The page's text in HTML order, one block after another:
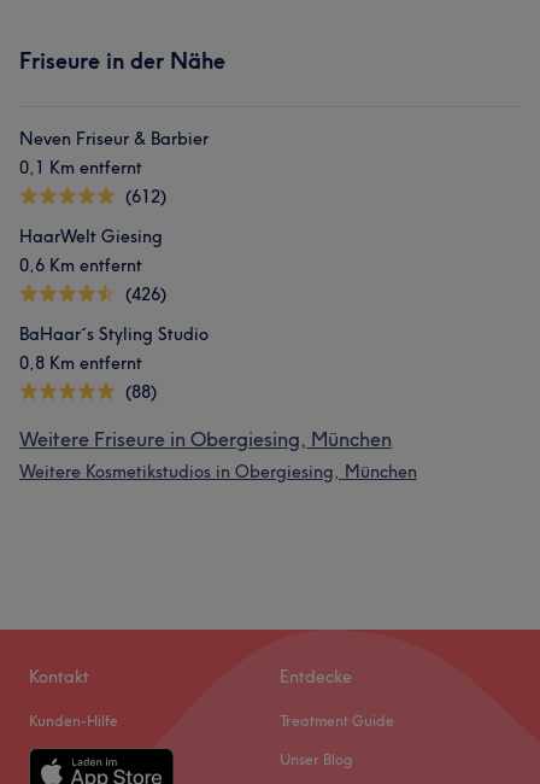
Friseure in der Nähe
Neven Friseur & Barbier
0,1 Km entfernt
(612)
HaarWelt Giesing
0,6 Km entfernt
(426)
BaHaar´s Styling Studio
0,8 Km entfernt
(88)
Weitere Friseure in Obergiesing, München
Weitere Kosmetikstudios in Obergiesing, München
Kontakt
Kunden-Hilfe
Entdecke
Treatment Guide
Unser Blog